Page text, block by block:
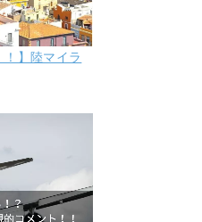
！】陸マイラ